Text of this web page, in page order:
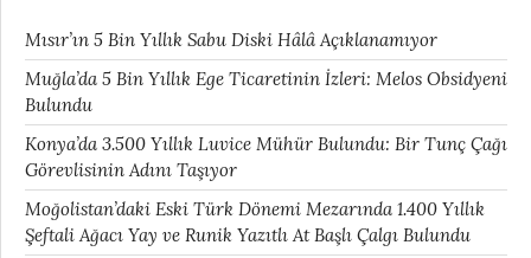
Mısır’ın 5 Bin Yıllık Sabu Diski Hâlâ Açıklanamıyor
Muğla’da 5 Bin Yıllık Ege Ticaretinin İzleri: Melos Obsidyeni
Bulundu
Konya’da 3.500 Yıllık Luvice Mühür Bulundu: Bir Tunç Çağı
Görevlisinin Adını Taşıyor
Moğolistan’daki Eski Türk Dönemi Mezarında 1.400 Yıllık
Şeftali Ağacı Yay ve Runik Yazıtlı At Başlı Çalgı Bulundu